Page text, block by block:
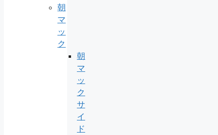
朝
マ
ッ
ク
朝
マ
ッ
ク
サ
イ
ド